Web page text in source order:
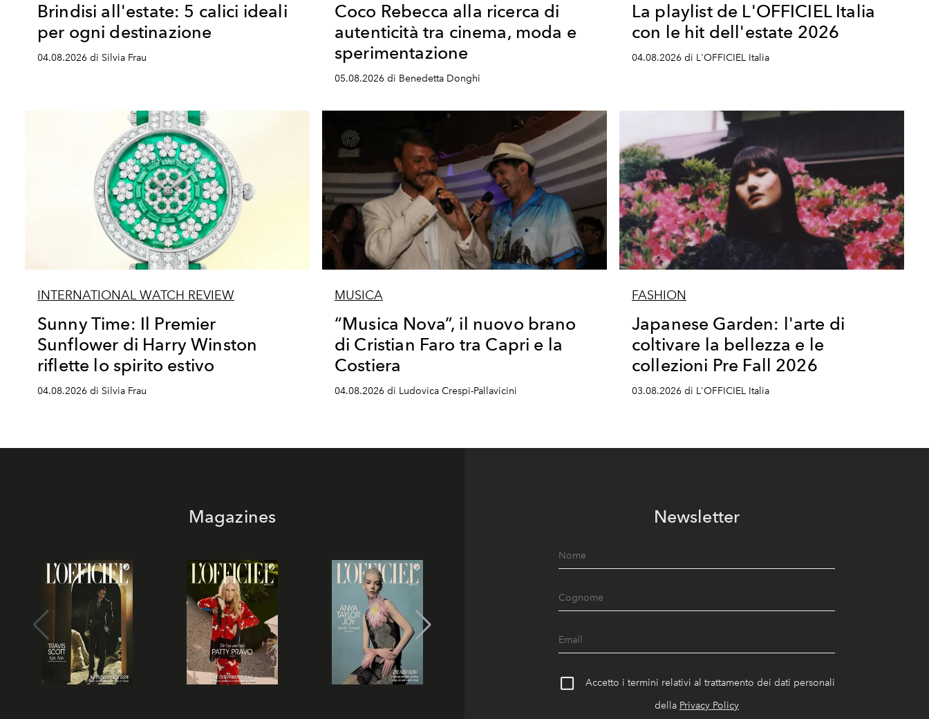
Brindisi all'estate: 5 calici ideali
per ogni destinazione
04.08.2026 di Silvia Frau
Coco Rebecca alla ricerca di
autenticità tra cinema, moda e
sperimentazione
05.08.2026 di Benedetta Donghi
La playlist de L'OFFICIEL Italia
con le hit dell'estate 2026
04.08.2026 di L'OFFICIEL Italia
INTERNATIONAL WATCH REVIEW
Sunny Time: Il Premier
Sunflower di Harry Winston
riflette lo spirito estivo
04.08.2026 di Silvia Frau
MUSICA
“Musica Nova”, il nuovo brano
di Cristian Faro tra Capri e la
Costiera
04.08.2026 di Ludovica Crespi-Pallavicini
FASHION
Japanese Garden: l'arte di
coltivare la bellezza e le
collezioni Pre Fall 2026
03.08.2026 di L'OFFICIEL Italia
Magazines Newsletter
Accetto i termini relativi al trattamento dei dati personali
della Privacy Policy